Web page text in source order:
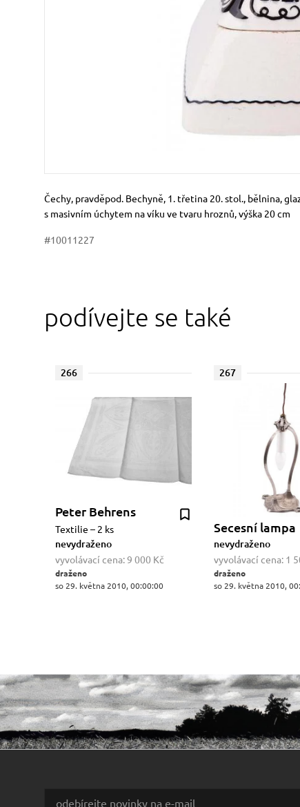
Rozměry
Stručný popis předmětu
Čechy, pravděpod. Bechyně, 1. třetina 20. stol., bělnina,
s masivním úchytem na víku ve tvaru hroznů, výška 20 cm
#10011227
podívejte se také
266
Peter Behrens
Textilie – 2 ks
nevydraženo
vyvolávací cena:9 000 Kč
draženo
so 29. května 2010, 00:00:00
267
Secesní lampa
nevydraženo
vyvolávací cena: 1
draženo
so 29. května 2010,